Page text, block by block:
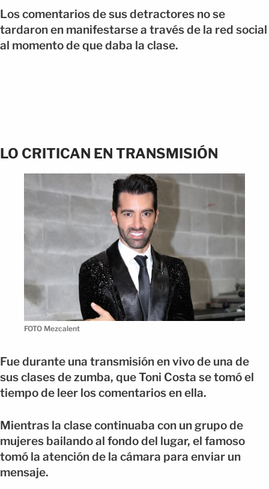
Los comentarios de sus detractores no se
tardaron en manifestarse a través de la red social
al momento de que daba la clase.
LO CRITICAN EN TRANSMISIÓN
FOTO Mezcalent
Fue durante una transmisión en vivo de una de
sus clases de zumba, que Toni Costa se tomó el
tiempo de leer los comentarios en ella.
Mientras la clase continuaba con un grupo de
mujeres bailando al fondo del lugar, el famoso
tomó la atención de la cámara para enviar un
mensaje.